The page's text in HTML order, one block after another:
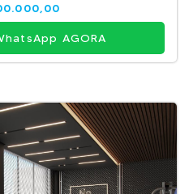
AGORA